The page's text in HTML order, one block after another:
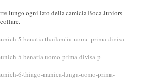
lungo ogni lato della camicia Boca Juniors
5-benatia-thailandia-uomo-prima-divisa-
5-benatia-uomo-prima-divisa-p-
6-thiago-manica-lunga-uomo-prima-